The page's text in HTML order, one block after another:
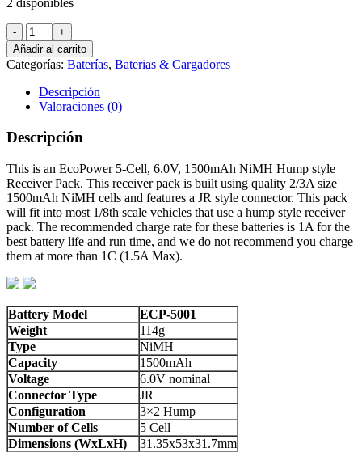
EcoPower
5-
Cell
6.0V
NiMH
Hump
Receiver
Pack
(1500mAh)
cantidad
Añadir al carrito
Categorías: Baterías, Baterias & Cargadores
Descripción
Valoraciones (0)
Descripción
This is an EcoPower 5-Cell, 6.0V, 1500mAh NiMH Hump style
Receiver Pack. This receiver pack is built using quality 2/3A size
1500mAh NiMH cells and features a JR style connector. This pack
will fit into most 1/8th scale vehicles that use a hump style receiver
pack. The recommended charge rate for these batteries is 1A for the
best battery life and run time, and we do not recommend you charge
them at more than 1C (1.5A Max).
Battery Model
ECP-5001
Weight
114g
Type
NiMH
Capacity
1500mAh
Voltage
6.0V nominal
Connector Type
JR
Configuration
3×2 Hump
Number of Cells
5 Cell
Dimensions (WxLxH)
31.35x53x31.7mm